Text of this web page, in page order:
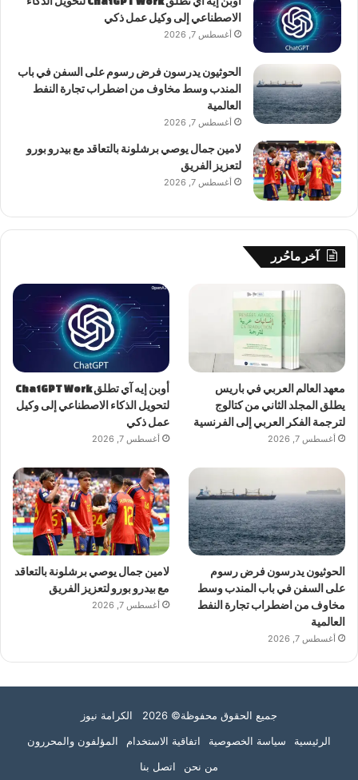
الاصطناعي إلى وكيل عمل ذكي
أغسطس 7, 2026
الحوثيون يدرسون فرض رسوم على السفن في باب
المندب وسط مخاوف من اضطراب تجارة النفط
العالمية
أغسطس 7, 2026
لامين جمال يوصي برشلونة بالتعاقد مع بيدرو بورو
لتعزيز الفريق
أغسطس 7, 2026
آخر ماحُرر
معهد العالم العربي في باريس
يطلق المجلد الثاني من كتالوج
لترجمة الفكر العربي إلى الفرنسية
أغسطس 7, 2026
أوبن إيه آي تطلق ChatGPT Work
لتحويل الذكاء الاصطناعي إلى وكيل
عمل ذكي
أغسطس 7, 2026
الحوثيون يدرسون فرض رسوم
على السفن في باب المندب وسط
مخاوف من اضطراب تجارة النفط
العالمية
أغسطس 7, 2026
لامين جمال يوصي برشلونة بالتعاقد
مع بيدرو بورو لتعزيز الفريق
أغسطس 7, 2026
جميع الحقوق محفوظة© 2026 الكرامة نيوز
الرئيسية
سياسة الخصوصية اتفاقية الاستخدام
المؤلفون والمحررون
من نحن
اتصل بنا